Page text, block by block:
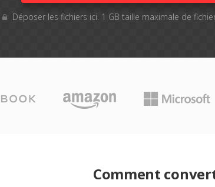
Déposer les fichiers ici. 1 GB taille maximale de
Comment